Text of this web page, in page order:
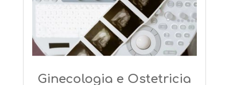
Ginecologia e Ostetricia